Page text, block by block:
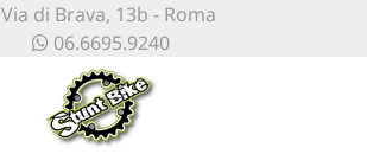
Via di Brava, 13b - Roma
06.6695.9240